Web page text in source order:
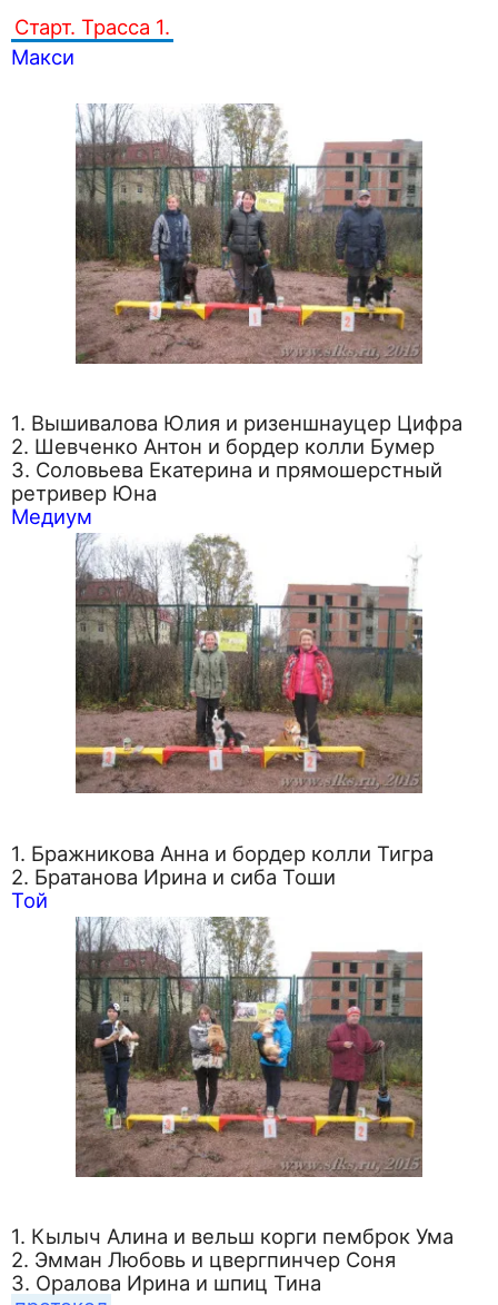
Старт. Трасса 1.
Макси
1. Вышивалова Юлия и ризеншнауцер Цифра
2. Шевченко Антон и бордер колли Бумер
3. Соловьева Екатерина и прямошерстный
ретривер Юна
Медиум
1. Бражникова Анна и бордер колли Тигра
2. Братанова Ирина и сиба Тоши
Той
1. Кылыч Алина и вельш корги пемброк Ума
2. Эмман Любовь и цвергпинчер Соня
3. Оралова Ирина и шпиц Тина